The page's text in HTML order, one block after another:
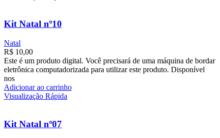
Kit Natal nº10
Natal
R$ 10,00
Este é um produto digital. Você precisará de uma máquina de bordar
eletrônica computadorizada para utilizar este produto. Disponível
nos
Adicionar ao carrinho
Visualização Rápida
Kit Natal nº07